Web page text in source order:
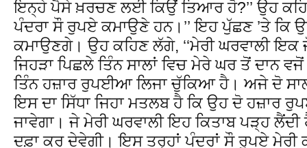
ਇਨ੍ਹੇ ਪੈਸੇ ਖ਼ਰਚਣ ਲਈ ਕਿਉਂ ਤਿਆਰ ਹੋ?’’ ਉਹ
ਪੰਦਰਾ ਸੌ ਰੁਪਏ ਕਮਾਉਣੇ ਹਨ।’’ ਇਹ ਪੁੱਛਣ ’ਤੇ
ਕਮਾਉਣਗੇ। ਉਹ ਕਹਿਣ ਲੱਗੇ, ‘‘ਮੇਰੀ ਘਰਵਾਲੀ
ਜਿਹੜਾ ਪਿਛਲੇ ਤਿੰਨ ਸਾਲਾਂ ਵਿਚ ਮੇਰੇ ਘਰ ਤੋਂ ਦਾਨ
ਤਿੰਨ ਹਜ਼ਾਰ ਰੁਪਈਆ ਲਿਜਾ ਚੁੱਕਿਆ ਹੈ। ਅਜੇ ਦੋ
ਇਸ ਦਾ ਸਿੱਧਾ ਜਿਹਾ ਮਤਲਬ ਹੈ ਕਿ ਉਹ ਦੋ ਹਜ਼ਾਰ
ਜਾਵੇਗਾ। ਜੇ ਮੇਰੀ ਘਰਵਾਲੀ ਇਹ ਕਿਤਾਬ ਪੜ੍ਹ
ਦਫ਼ਾ ਕਰ ਦੇਵੇਗੀ। ਇਸ ਤਰ੍ਹਾਂ ਪੰਦਰਾਂ ਸੌ ਰੁਪਏ ਮੇਰੀ